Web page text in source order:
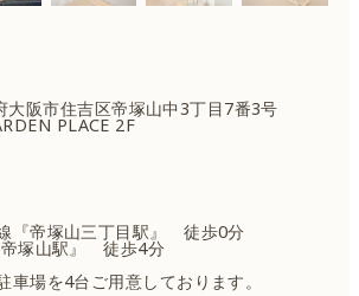
大阪市住吉区帝塚山中3丁目7番3号
PLACE 2F
『帝塚山三丁目駅』 徒歩0分
塚山駅』 徒歩4分
車場を4台ご用意しております。